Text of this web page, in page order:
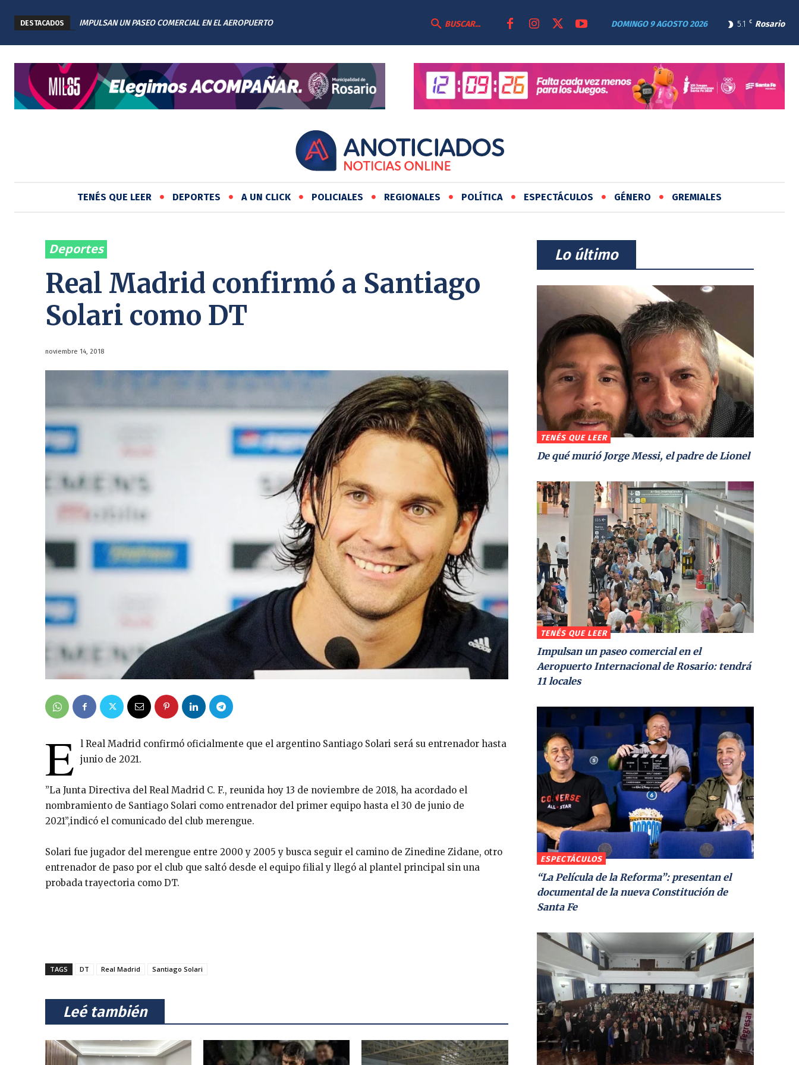
DESTACADOS
IMPULSAN UN PASEO COMERCIAL EN EL AEROPUERTO
5.1 C Rosario
DOMINGO 9 AGOSTO 2026
BUSCAR...
TENÉS QUE LEER DEPORTES A UN CLICK POLICIALES REGIONALES POLÍTICA ESPECTÁCULOS GÉNERO GREMIALES
Deportes
Real Madrid confirmó a Santiago
Solari como DT
noviembre 14, 2018
E l Real Madrid confirmó oficialmente que el argentino Santiago Solari será su entrenador hasta
junio de 2021.
”La Junta Directiva del Real Madrid C. F., reunida hoy 13 de noviembre de 2018, ha acordado el
nombramiento de Santiago Solari como entrenador del primer equipo hasta el 30 de junio de
2021”,indicó el comunicado del club merengue.
Solari fue jugador del merengue entre 2000 y 2005 y busca seguir el camino de Zinedine Zidane, otro
entrenador de paso por el club que saltó desde el equipo filial y llegó al plantel principal sin una
probada trayectoria como DT.
TAGS DT Real Madrid Santiago Solari
⠀Leé también⠀
⠀Lo último⠀
TENÉS QUE LEER
De qué murió Jorge Messi, el padre de Lionel
TENÉS QUE LEER
Impulsan un paseo comercial en el
Aeropuerto Internacional de Rosario: tendrá
11 locales
ESPECTÁCULOS
“La Película de la Reforma”: presentan el
documental de la nueva Constitución de
Santa Fe